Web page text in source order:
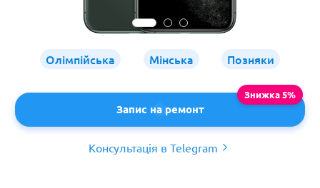
Олімпійська Мінська Позняки
Запис на ремонт
Консультація в Telegram